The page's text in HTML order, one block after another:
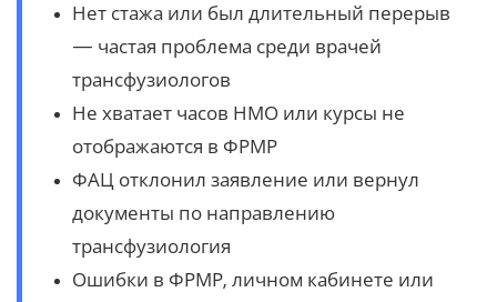
Нет стажа или был длительный перерыв
— частая проблема среди врачей
трансфузиологов
Не хватает часов НМО или курсы не
отображаются в ФРМР
ФАЦ отклонил заявление или вернул
документы по направлению
трансфузиология
Ошибки в ФРМР, личном кабинете или